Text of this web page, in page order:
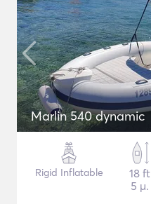
Marlin 540 dynamic
Rigid Inflatable
18 ft
5 μ.